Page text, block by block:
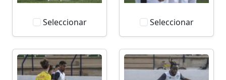
Seleccionar Seleccionar